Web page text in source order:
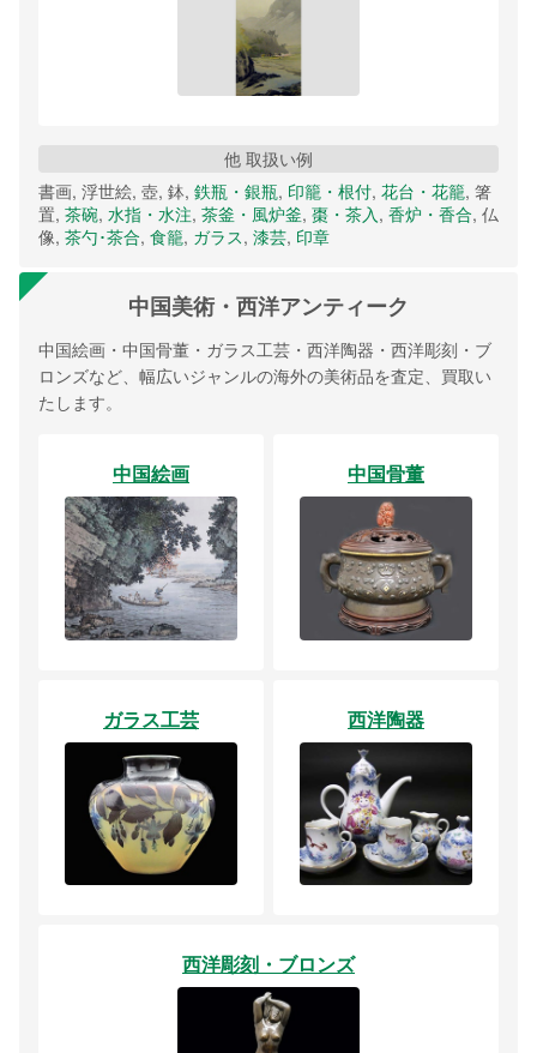
他 取扱い例
書画, 浮世絵, 壺, 鉢, 鉄瓶・銀瓶, 印籠・根付, 花台・花籠, 箸
置, 茶碗, 水指・水注, 茶釜・風炉釜, 棗・茶入, 香炉・香合, 仏
像, 茶勺･茶合, 食籠, ガラス, 漆芸, 印章
中国美術・西洋アンティーク
中国絵画・中国骨董・ガラス工芸・西洋陶器・西洋彫刻・ブ
ロンズなど、幅広いジャンルの海外の美術品を査定、買取い
たします。
中国絵画 中国骨董
ガラス工芸 西洋陶器
西洋彫刻・ブロンズ